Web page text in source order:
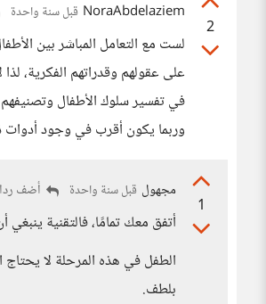
2
NoraAbdelaziem قبل سنة واحدة
لست مع التعامل المباشر بين
على عقولهم وقدراتهم الفكرية،
في تفسير سلوك الأطفال وتصنيفهم
وربما يكون أقرب في وجود أدوات
1
مجهول قبل سنة واحدة أضف ردا
أتفق معك تمامًا، فالتقنية
الطفل في هذه المرحلة لا
بلطف.